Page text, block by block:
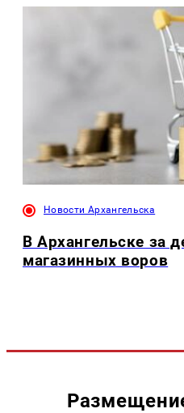
Новости Архангельска
В Архангельске за
магазинных воров